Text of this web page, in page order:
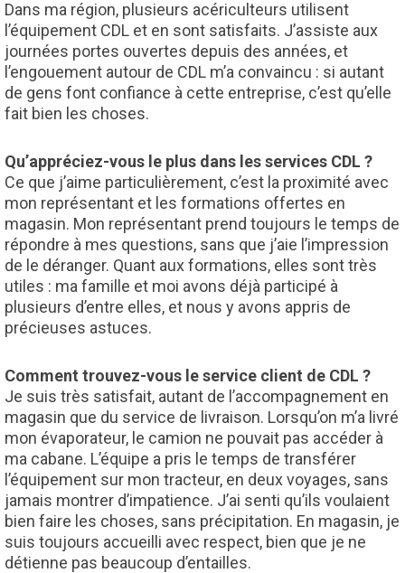
Dans ma région, plusieurs acériculteurs utilisent
l’équipement CDL et en sont satisfaits. J’assiste aux
journées portes ouvertes depuis des années, et
l’engouement autour de CDL m’a convaincu : si autant
de gens font confiance à cette entreprise, c’est qu’elle
fait bien les choses.
Qu’appréciez-vous le plus dans les services CDL ?
Ce que j’aime particulièrement, c’est la proximité avec
mon représentant et les formations offertes en
magasin. Mon représentant prend toujours le temps de
répondre à mes questions, sans que j’aie l’impression
de le déranger. Quant aux formations, elles sont très
utiles : ma famille et moi avons déjà participé à
plusieurs d’entre elles, et nous y avons appris de
précieuses astuces.
Comment trouvez-vous le service client de CDL ?
Je suis très satisfait, autant de l’accompagnement en
magasin que du service de livraison. Lorsqu’on m’a livré
mon évaporateur, le camion ne pouvait pas accéder à
ma cabane. L’équipe a pris le temps de transférer
l’équipement sur mon tracteur, en deux voyages, sans
jamais montrer d’impatience. J’ai senti qu’ils voulaient
bien faire les choses, sans précipitation. En magasin, je
suis toujours accueilli avec respect, bien que je ne
détienne pas beaucoup d’entailles.